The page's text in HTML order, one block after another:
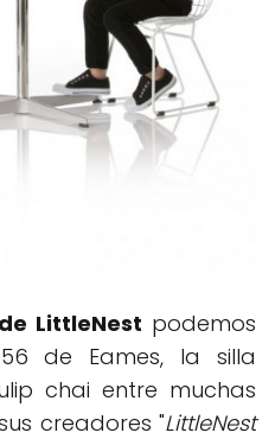
LittleNest podemos
de Eames, la silla
chai entre muchas
creadores "LittleNest